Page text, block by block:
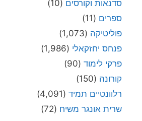
סדנאות וקורסים (10)
ספרים (11)
פוליטיקה (1,073)
פנחס יחזקאלי (1,986)
פרקי לימוד (90)
קורונה (150)
רלוונטיים תמיד (4,091)
שרית אונגר משיח (72)